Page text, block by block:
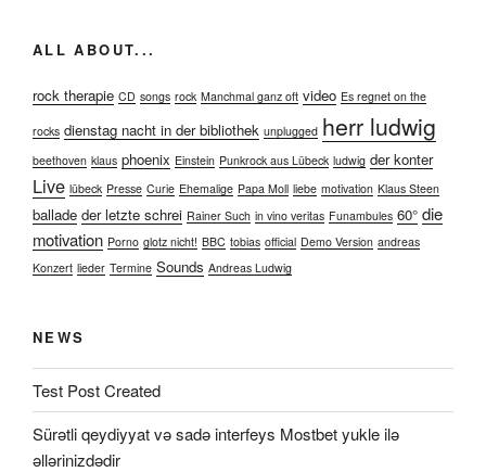
ALL ABOUT...
rock therapie CD songs rock Manchmal ganz oft video Es regnet on the
rocks dienstag nacht in der bibliothek unplugged herr ludwig
beethoven klaus phoenix Einstein Punkrock aus Lübeck ludwig der konter
Live lübeck Presse Curie Ehemalige Papa Moll liebe motivation Klaus Steen
ballade der letzte schrei Rainer Such in vino veritas Funambules 60° die
motivation Porno glotz nicht! BBC tobias official Demo Version andreas
Konzert lieder Termine Sounds Andreas Ludwig
NEWS
Test Post Created
Sürətli qeydiyyat və sadə interfeys Mostbet yukle ilə
əllərinizdədir